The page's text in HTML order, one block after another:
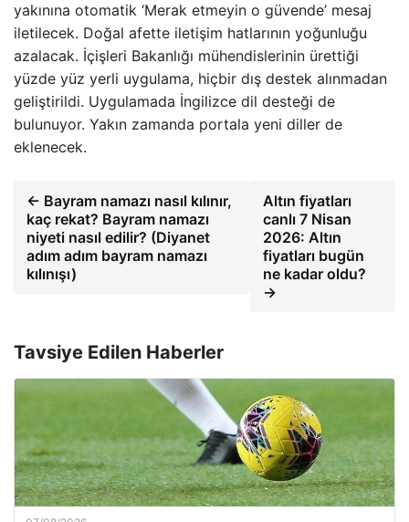
yakınına otomatik ‘Merak etmeyin o güvende’ mesaj
iletilecek. Doğal afette iletişim hatlarının yoğunluğu
azalacak. İçişleri Bakanlığı mühendislerinin ürettiği
yüzde yüz yerli uygulama, hiçbir dış destek alınmadan
geliştirildi. Uygulamada İngilizce dil desteği de
bulunuyor. Yakın zamanda portala yeni diller de
eklenecek.
← Bayram namazı nasıl kılınır,
kaç rekat? Bayram namazı
niyeti nasıl edilir? (Diyanet
adım adım bayram namazı
kılınışı)
Altın fiyatları
canlı 7 Nisan
2026: Altın
fiyatları bugün
ne kadar oldu?
→
Tavsiye Edilen Haberler